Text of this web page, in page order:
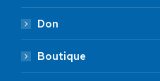
Don
Boutique